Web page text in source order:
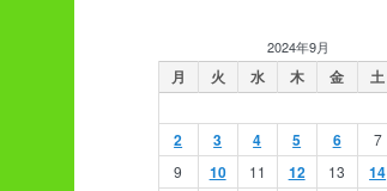
2024年9月
月 火 水 木 金 土
2 3 4 5 6 7
9
10 11 12 13 14